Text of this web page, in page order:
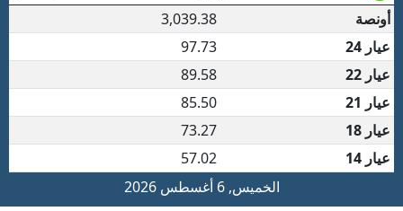
أونصة
3,039.38
عيار 24
97.73
عيار 22
89.58
عيار 21
85.50
عيار 18
73.27
عيار 14
57.02
الخميس, 6 أغسطس 2026